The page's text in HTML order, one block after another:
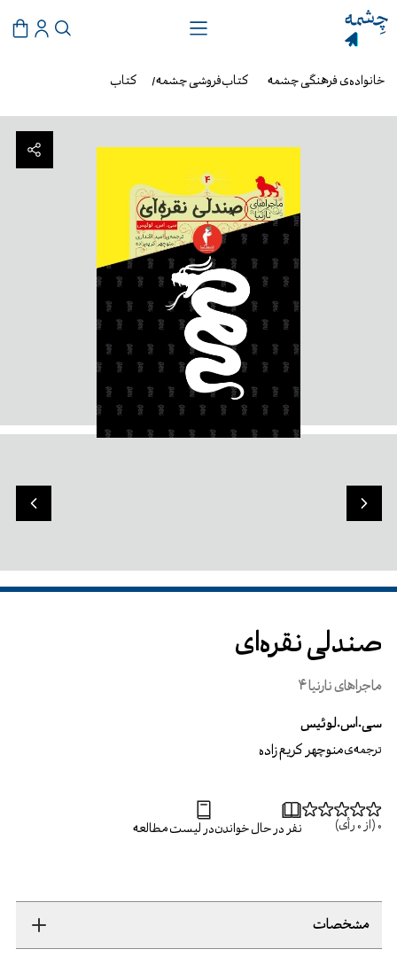
کتاب کتاب‌فروشی چشمه خانواده‌ی فرهنگی چشمه
صندلی نقره‌ای
ماجراهای نارنیا 4
سی.اس.لوئیس
ترجمه‌یمنوچهر کریم زاده
0 (از 0 رأی) نفر در حال خواندندر لیست مطالعه
مشخصات